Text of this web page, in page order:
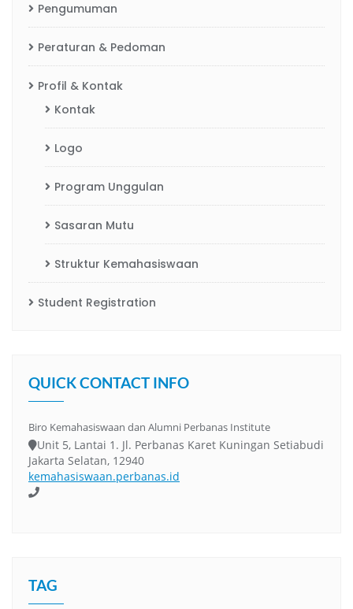
Pengumuman
Peraturan & Pedoman
Profil & Kontak
Kontak
Logo
Program Unggulan
Sasaran Mutu
Struktur Kemahasiswaan
Student Registration
QUICK CONTACT INFO
Biro Kemahasiswaan dan Alumni Perbanas Institute
Unit 5, Lantai 1. Jl. Perbanas Karet Kuningan Setiabudi
Jakarta Selatan, 12940
kemahasiswaan.perbanas.id
TAG